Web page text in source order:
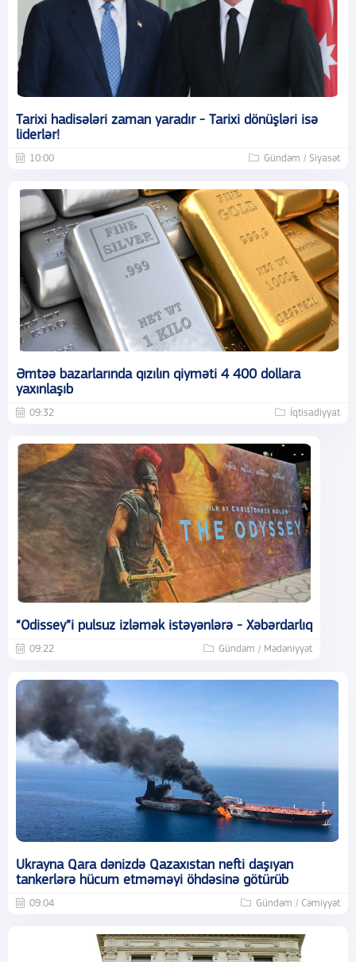
Tarixi hadisələri zaman yaradır - Tarixi dönüşləri isə
liderlər!
10:00 Gündəm / Siyasət
Əmtəə bazarlarında qızılın qiyməti 4 400 dollara
yaxınlaşıb
09:32 İqtisadiyyat
“Odissey”i pulsuz izləmək istəyənlərə - Xəbərdarlıq
09:22 Gündəm / Mədəniyyət
Ukrayna Qara dənizdə Qazaxıstan nefti daşıyan
tankerlərə hücum etməməyi öhdəsinə götürüb
09:04 Gündəm / Cəmiyyət